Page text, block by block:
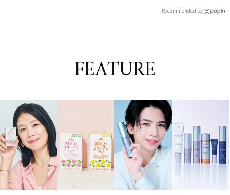
Recommended by
FEATURE